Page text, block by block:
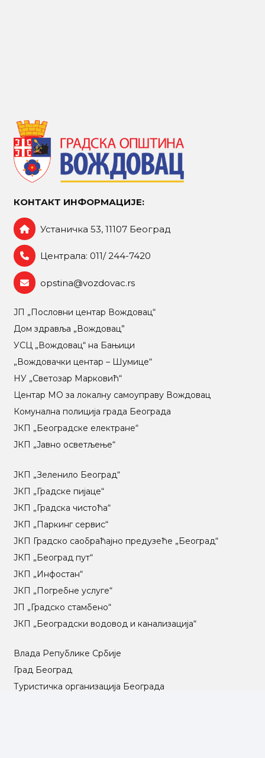
КОНТАКТ ИНФОРМАЦИЈЕ:
Устаничка 53, 11107 Београд
Централа: 011/ 244-7420
opstina@vozdovac.rs
ЈП „Пословни центар Вождовац“
Дом здравља „Вождовац”
УСЦ „Вождовац“ на Бањици
„Вождовачки центар – Шумице“
НУ „Светозар Марковић“
Центар МO за локалну самоуправу Вождовац
Комунална полиција града Београда
ЈКП „Београдске електране“
ЈКП „Јавно осветљење“
ЈКП „Зеленило Београд“
ЈКП „Градске пијаце“
ЈКП „Градска чистоћа“
ЈКП „Паркинг сервис“
ЈКП Градско саобраћајно предузеће „Београд“
ЈКП „Београд пут“
ЈКП „Инфостан“
ЈКП „Погребне услуге“
ЈП „Градско стамбено“
ЈКП „Београдски водовод и канализација“
Влада Републике Србије
Град Београд
Туристичка организација Београда